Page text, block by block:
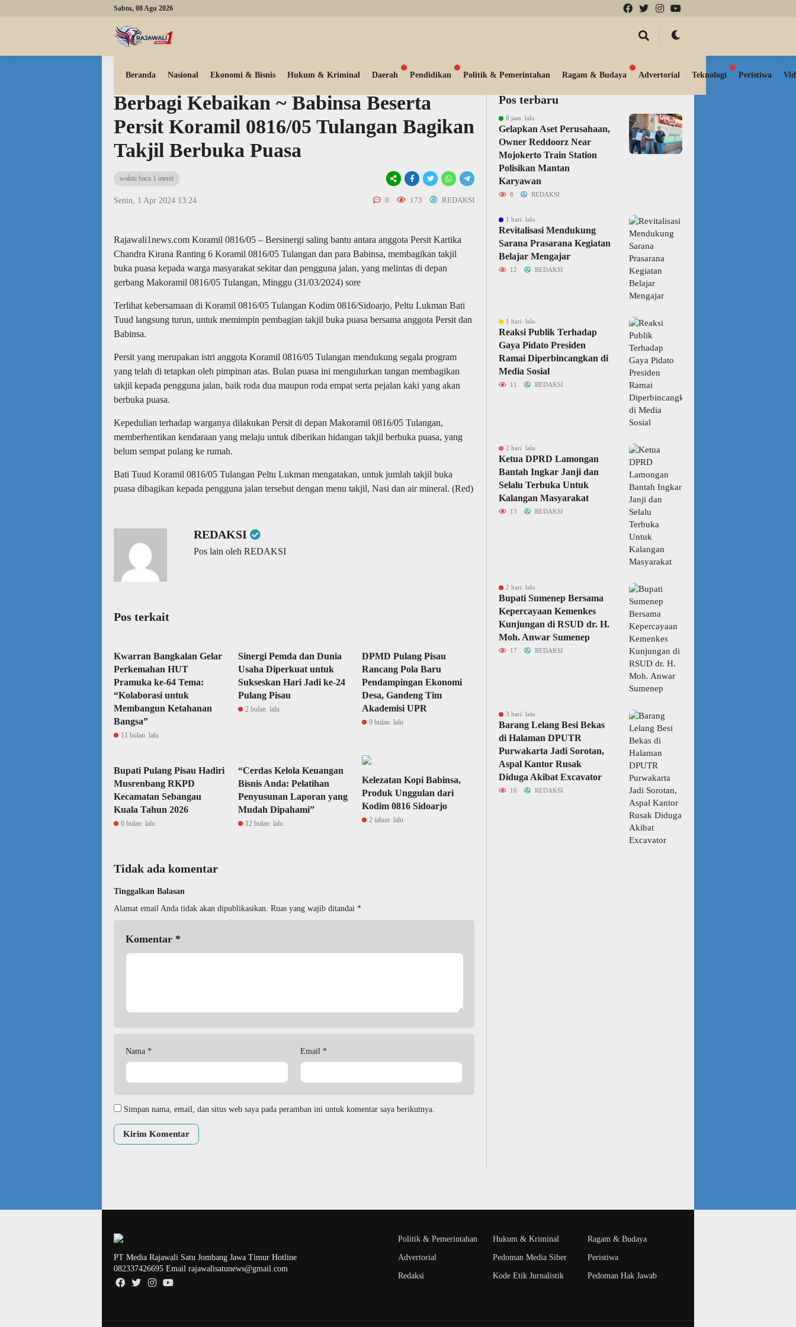
Sabtu, 08 Agu 2026
Beranda Nasional Ekonomi & Bisnis Hukum & Kriminal Daerah Pendidikan Politik & Pemerintahan Ragam & Budaya Advertorial Teknologi Peristiwa
Berbagi Kebaikan ~ Babinsa Beserta
Persit Koramil 0816/05 Tulangan Bagikan
Takjil Berbuka Puasa
waktu baca 1 menit
Senin, 1 Apr 2024 13:24 0 173 REDAKSI
Rajawali1news.com Koramil 0816/05 – Bersinergi saling bantu antara anggota Persit Kartika
Chandra Kirana Ranting 6 Koramil 0816/05 Tulangan dan para Babinsa, membagikan takjil
buka puasa kepada warga masyarakat sekitar dan pengguna jalan, yang melintas di depan
gerbang Makoramil 0816/05 Tulangan, Minggu (31/03/2024) sore
Terlihat kebersamaan di Koramil 0816/05 Tulangan Kodim 0816/Sidoarjo, Peltu Lukman Bati
Tuud langsung turun, untuk memimpin pembagian takjil buka puasa bersama anggota Persit dan
Babinsa.
Persit yang merupakan istri anggota Koramil 0816/05 Tulangan mendukung segala program
yang telah di tetapkan oleh pimpinan atas. Bulan puasa ini mengulurkan tangan membagikan
takjil kepada pengguna jalan, baik roda dua maupun roda empat serta pejalan kaki yang akan
berbuka puasa.
Kepedulian terhadap warganya dilakukan Persit di depan Makoramil 0816/05 Tulangan,
memberhentikan kendaraan yang melaju untuk diberikan hidangan takjil berbuka puasa, yang
belum sempat pulang ke rumah.
Bati Tuud Koramil 0816/05 Tulangan Peltu Lukman mengatakan, untuk jumlah takjil buka
puasa dibagikan kepada pengguna jalan tersebut dengan menu takjil, Nasi dan air mineral. (Red)
REDAKSI
Pos lain oleh REDAKSI
Pos terkait
Kwarran Bangkalan Gelar
Perkemahan HUT
Pramuka ke-64 Tema:
“Kolaborasi untuk
Membangun Ketahanan
Bangsa”
11 bulan lalu
Sinergi Pemda dan Dunia
Usaha Diperkuat untuk
Sukseskan Hari Jadi ke-24
Pulang Pisau
2 bulan lalu
DPMD Pulang Pisau
Rancang Pola Baru
Pendampingan Ekonomi
Desa, Gandeng Tim
Akademisi UPR
9 bulan lalu
Bupati Pulang Pisau Hadiri
Musrenbang RKPD
Kecamatan Sebangau
Kuala Tahun 2026
6 bulan lalu
“Cerdas Kelola Keuangan
Bisnis Anda: Pelatihan
Penyusunan Laporan yang
Mudah Dipahami”
12 bulan lalu
Kelezatan Kopi Babinsa,
Produk Unggulan dari
Kodim 0816 Sidoarjo
2 tahun lalu
Tidak ada komentar
Tinggalkan Balasan
Alamat email Anda tidak akan dipublikasikan. Ruas yang wajib ditandai *
Komentar *
Nama * Email *
Simpan nama, email, dan situs web saya pada peramban ini untuk komentar saya berikutnya.
Pos terbaru
8 jam lalu
Gelapkan Aset Perusahaan,
Owner Reddoorz Near
Mojokerto Train Station
Polisikan Mantan
Karyawan
8 REDAKSI
1 hari lalu
Revitalisasi Mendukung
Sarana Prasarana Kegiatan
Belajar Mengajar
12 REDAKSI
1 hari lalu
Reaksi Publik Terhadap
Gaya Pidato Presiden
Ramai Diperbincangkan di
Media Sosial
11 REDAKSI
2 hari lalu
Ketua DPRD Lamongan
Bantah Ingkar Janji dan
Selalu Terbuka Untuk
Kalangan Masyarakat
13 REDAKSI
2 hari lalu
Bupati Sumenep Bersama
Kepercayaan Kemenkes
Kunjungan di RSUD dr. H.
Moh. Anwar Sumenep
17 REDAKSI
3 hari lalu
Barang Lelang Besi Bekas
di Halaman DPUTR
Purwakarta Jadi Sorotan,
Aspal Kantor Rusak
Diduga Akibat Excavator
16 REDAKSI
Politik & Pemerintahan
Advertorial
Redaksi
Hukum & Kriminal
Pedoman Media Siber
Kode Etik Jurnalistik
Ragam & Budaya
Peristiwa
Pedoman Hak Jawab
PT Media Rajawali Satu Jombang Jawa Timur Hotline
082337426695 Email rajawalisatunews@gmail.com